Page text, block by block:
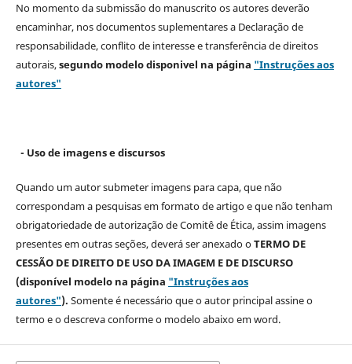
No momento da submissão do manuscrito os autores deverão
encaminhar, nos documentos suplementares a Declaração de
responsabilidade, conflito de interesse e transferência de direitos
autorais,segundo modelodisponivel na página "Instruções aos
autores"
- Uso de imagens e discursos
Quando um autor submeter imagens para capa, que não
correspondam a pesquisas em formato de artigo e que não tenham
obrigatoriedade de autorização de Comitê de Ética, assim imagens
presentes em outras seções, deverá ser anexado oTERMO DE
CESSÃO DE DIREITO DE USO DA IMAGEM E DE DISCURSO
(disponível modelo na página "Instruções aos
autores"). Somente é necessário que o autor principal assine o
termo e o descrevaconforme o modelo abaixo em word.